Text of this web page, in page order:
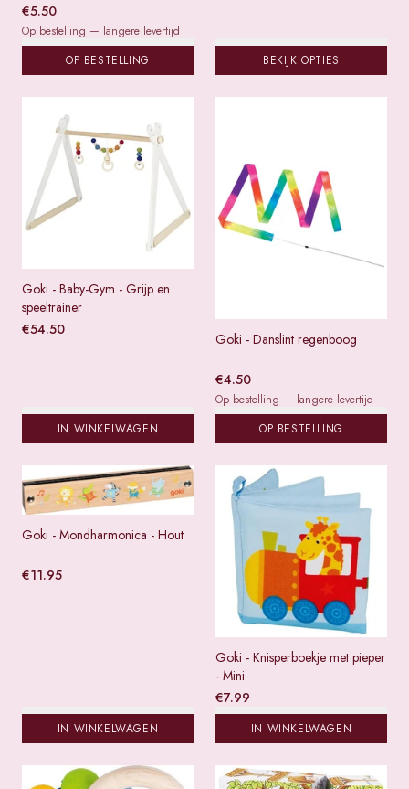
€5.50
Op bestelling — langere levertijd
OP BESTELLING
BEKIJK OPTIES
Goki - Baby-Gym - Grijp en
speeltrainer
€54.50
IN WINKELWAGEN
Goki - Danslint regenboog
€4.50
Op bestelling — langere levertijd
OP BESTELLING
Goki - Mondharmonica - Hout
€11.95
IN WINKELWAGEN
Goki - Knisperboekje met pieper
- Mini
€7.99
IN WINKELWAGEN